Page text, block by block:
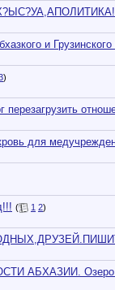
и
)
для
( 1 2)
АБХАЗИИ. Озеро